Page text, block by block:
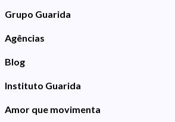
Grupo Guarida
Agências
Blog
Instituto Guarida
Amor que movimenta